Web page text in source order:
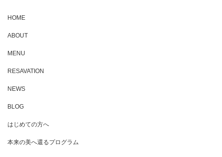
HOME
ABOUT
MENU
RESAVATION
NEWS
BLOG
はじめての方へ
本来の美へ還るプログラム